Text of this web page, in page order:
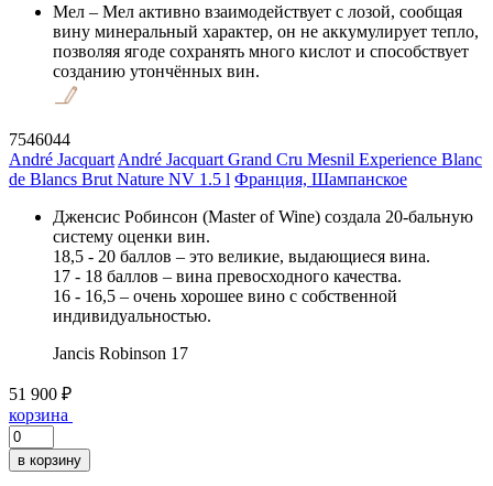
Мел – Мел активно взаимодействует с лозой, сообщая
вину минеральный характер, он не аккумулирует тепло,
позволяя ягоде сохранять много кислот и способствует
созданию утончённых вин.
7546044
André Jacquart André Jacquart Grand Cru Mesnil Experience Blanc
de Blancs Brut Nature NV 1.5 l Франция, Шампанское
Дженсис Робинсон (Master of Wine) создала 20-бальную
систему оценки вин.
18,5 - 20 баллов – это великие, выдающиеся вина.
17 - 18 баллов – вина превосходного качества.
16 - 16,5 – очень хорошее вино с собственной
индивидуальностью.
Jancis Robinson 17
51 900 ₽
корзина
в корзину